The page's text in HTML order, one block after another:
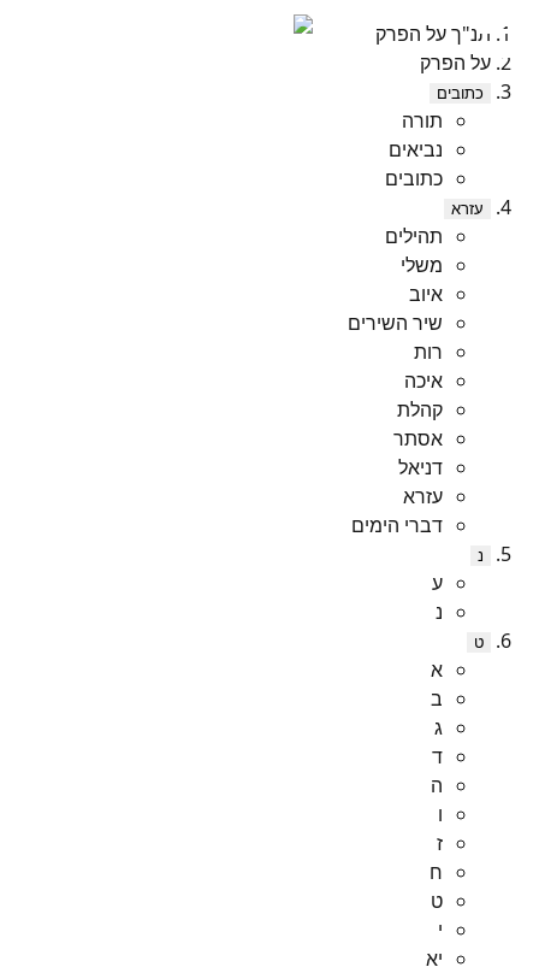
תנ"ך על הפרק
על הפרק
כתובים
תורה
נביאים
כתובים
עזרא
תהילים
משלי
איוב
שיר השירים
רות
איכה
קהלת
אסתר
דניאל
עזרא
דברי הימים
נ
ע
נ
ט
א
ב
ג
ד
ה
ו
ז
ח
ט
י
יא